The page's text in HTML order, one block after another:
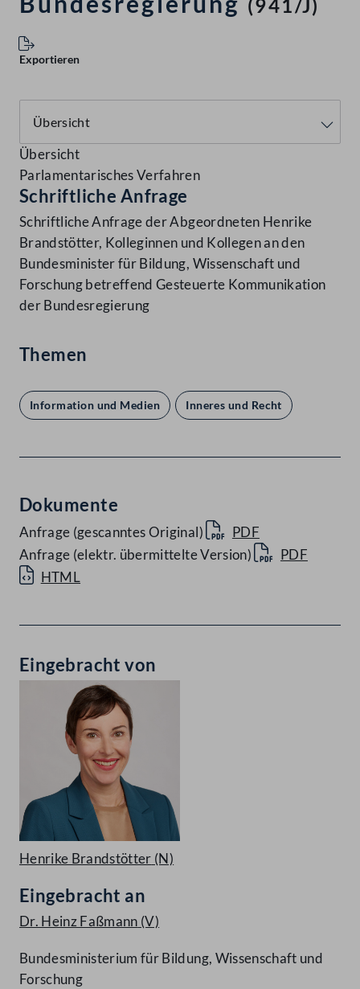
(941/J)
Exportieren
Übersicht
Parlamentarisches Verfahren
Schriftliche Anfrage
Schriftliche Anfrage der Abgeordneten Henrike
Brandstötter, Kolleginnen und Kollegen an den
Bundesminister für Bildung, Wissenschaft und
Forschung betreffend Gesteuerte Kommunikation
der Bundesregierung
Themen
Information und Medien Inneres und Recht
Dokumente
Anfrage (gescanntes Original)
PDF
Anfrage (elektr. übermittelte Version)
PDF
HTML
Eingebracht von
Henrike Brandstötter (N)
Eingebracht an
Dr. Heinz Faßmann (V)
Bundesministerium für Bildung, Wissenschaft und
Forschung